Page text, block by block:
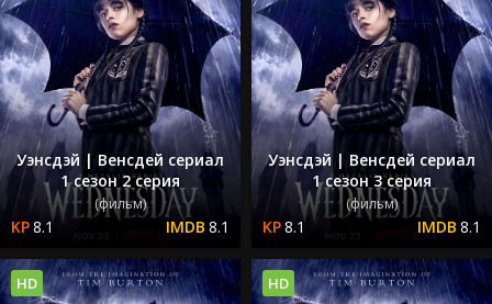
Уэнсдэй | Венсдей сериал
1 сезон 2 серия
(фильм)
8.1 8.1
Уэнсдэй | Венсдей сериал
1 сезон 3 серия
(фильм)
8.1 8.1
HD HD